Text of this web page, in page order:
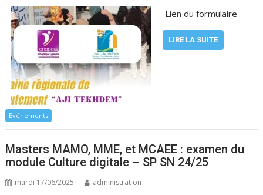
Lien du formulaire
LIRE LA SUITE
Evénements
Masters MAMO, MME, et MCAEE : examen du
module Culture digitale – SP SN 24/25
mardi 17/06/2025 administration